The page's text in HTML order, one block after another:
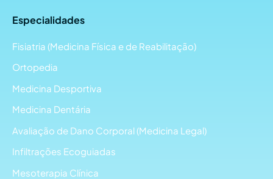
Especialidades
Fisiatria (Medicina Física e de Reabilitação)
Ortopedia
Medicina Desportiva
Medicina Dentária
Avaliação de Dano Corporal (Medicina Legal)
Infiltrações Ecoguiadas
Mesoterapia Clínica